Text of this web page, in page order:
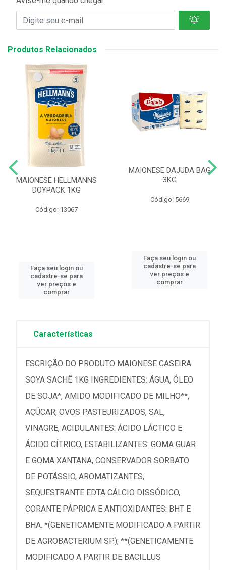
Produtos Relacionados
MAIONESE HELLMANNS
DOYPACK 1KG
Código: 13067
Faça seu login ou
cadastre-se para
ver preços e
comprar
MAIONESE DAJUDA BAG
3KG
Código: 5669
Faça seu login ou
cadastre-se para
ver preços e
comprar
Características
ESCRIÇÃO DO PRODUTO MAIONESE CASEIRA
SOYA SACHÊ 1KG INGREDIENTES: ÁGUA, ÓLEO
DE SOJA*, AMIDO MODIFICADO DE MILHO**,
AÇÚCAR, OVOS PASTEURIZADOS, SAL,
VINAGRE, ACIDULANTES: ÁCIDO LÁCTICO E
ÁCIDO CÍTRICO, ESTABILIZANTES: GOMA GUAR
E GOMA XANTANA, CONSERVADOR SORBATO
DE POTÁSSIO, AROMATIZANTES,
SEQUESTRANTE EDTA CÁLCIO DISSÓDICO,
CORANTE PÁPRICA E ANTIOXIDANTES: BHT E
BHA. *(GENETICAMENTE MODIFICADO A PARTIR
DE AGROBACTERIUM SP.); **(GENETICAMENTE
MODIFICADO A PARTIR DE BACILLUS